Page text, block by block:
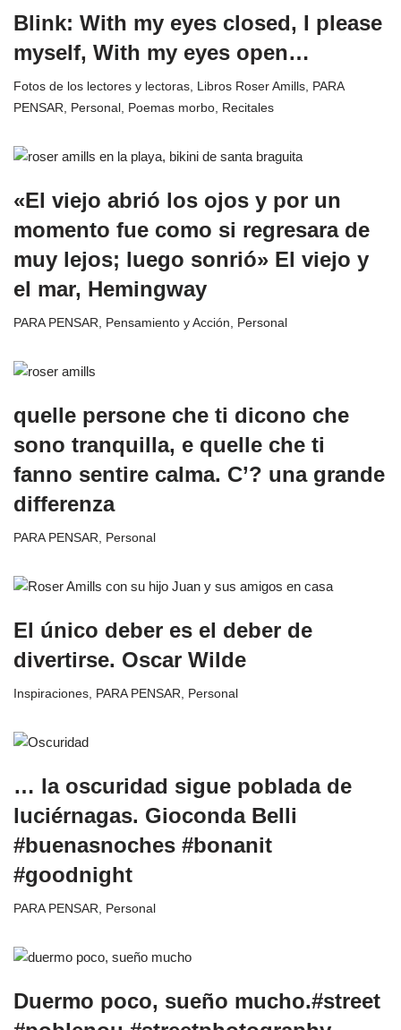
Blink: With my eyes closed, I please
myself, With my eyes open…
Fotos de los lectores y lectoras, Libros Roser Amills, PARA
PENSAR, Personal , Poemas morbo, Recitales
«El viejo abrió los ojos y por un
momento fue como si regresara de
muy lejos; luego sonrió» El viejo y
el mar, Hemingway
PARA PENSAR, Pensamiento y Acción, Personal
quelle persone che ti dicono che
sono tranquilla, e quelle che ti
fanno sentire calma. C’? una grande
differenza
PARA PENSAR, Personal
El único deber es el deber de
divertirse. Oscar Wilde
Inspiraciones, PARA PENSAR, Personal
… la oscuridad sigue poblada de
luciérnagas. Gioconda Belli
#buenasnoches #bonanit
#goodnight
PARA PENSAR, Personal
Duermo poco, sueño mucho.#street